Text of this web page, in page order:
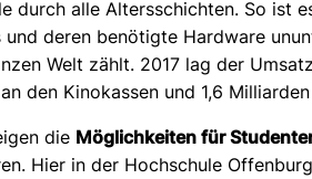
durch alle Altersschichten. So ist
und deren benötigte Hardware
Welt zählt. 2017 lag der
den Kinokassen und 1,6
die Möglichkeiten für
Hier in der Hochschule